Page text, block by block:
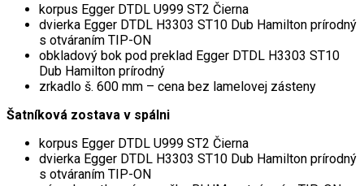
korpus Egger DTDL U999 ST2 Čierna
dvierka Egger DTDL H3303 ST10 Dub Hamilton prírodný
s otváraním TIP-ON
obkladový bok pod preklad Egger DTDL H3303 ST10
Dub Hamilton prírodný
zrkadlo š. 600 mm – cena bez lamelovej zásteny
Šatníková zostava v spálni
korpus Egger DTDL U999 ST2 Čierna
dvierka Egger DTDL H3303 ST10 Dub Hamilton prírodný
s otváraním TIP-ON